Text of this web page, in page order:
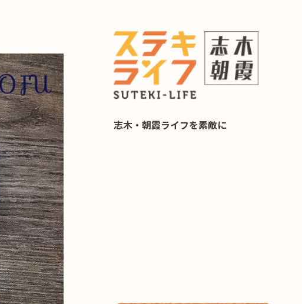
志木・朝霞ライフを素敵に
の暮らし 住み替え相談